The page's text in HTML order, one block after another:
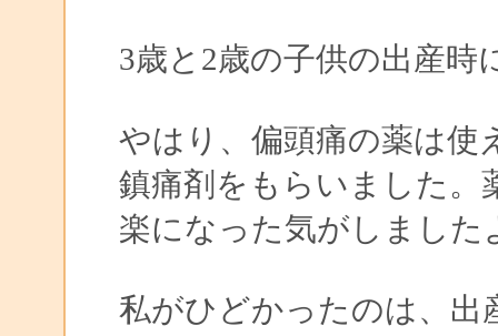
3歳と2歳の子供の出産
やはり、偏頭痛の薬は使
鎮痛剤をもらいました。
楽になった気がしました
私がひどかったのは、出